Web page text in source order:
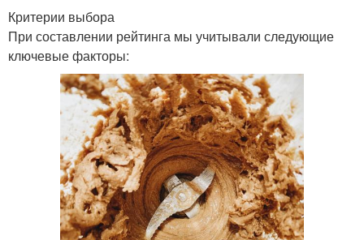
Критерии выбора
При составлении рейтинга мы учитывали следующие
ключевые факторы: